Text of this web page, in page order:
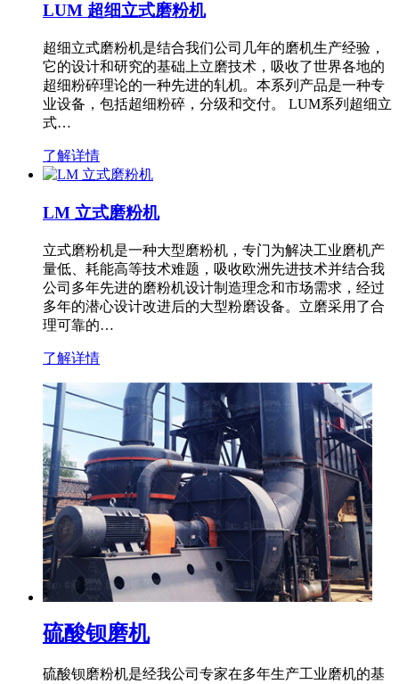
LUM 超细立式磨粉机
超细立式磨粉机是结合我们公司几年的磨机生产经验，
它的设计和研究的基础上立磨技术，吸收了世界各地的
超细粉碎理论的一种先进的轧机。本系列产品是一种专
业设备，包括超细粉碎，分级和交付。 LUM系列超细立
式…
了解详情
LM 立式磨粉机
立式磨粉机是一种大型磨粉机，专门为解决工业磨机产
量低、耗能高等技术难题，吸收欧洲先进技术并结合我
公司多年先进的磨粉机设计制造理念和市场需求，经过
多年的潜心设计改进后的大型粉磨设备。立磨采用了合
理可靠的…
了解详情
硫酸钡磨机
硫酸钡磨粉机是经我公司专家在多年生产工业磨机的基